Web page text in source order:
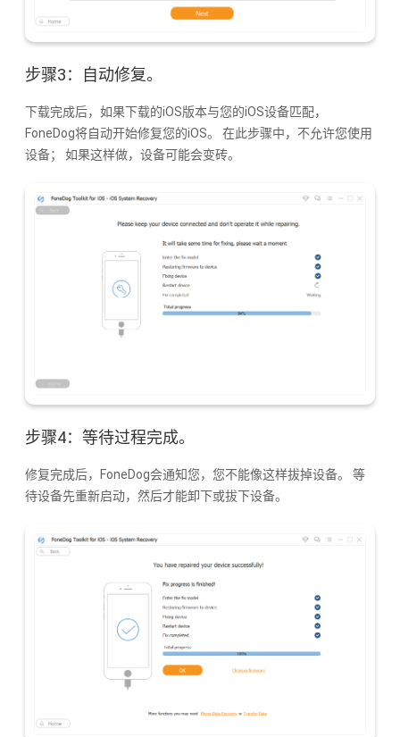
步骤3：自动修复。
下载完成后，如果下载的iOS版本与您的iOS设备匹配，
FoneDog将自动开始修复您的iOS。 在此步骤中，不允许您使用
设备； 如果这样做，设备可能会变砖。
步骤4：等待过程完成。
修复完成后，FoneDog会通知您，您不能像这样拔掉设备。 等
待设备先重新启动，然后才能卸下或拔下设备。